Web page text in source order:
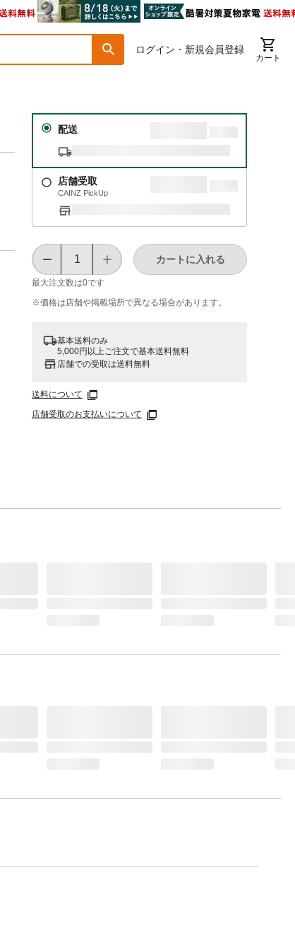
ログイン・新規会員登録
カート
配送
店舗受取
CAINZ PickUp
最大注文数は0です
カートに入れる
※価格は​店舗や​掲載場所で​異なる​場合が​あります。
基本送料のみ
5,000円以上ご注文で基本送料無料
店舗での受取は送料無料
送料について
店舗受取のお支払いについて